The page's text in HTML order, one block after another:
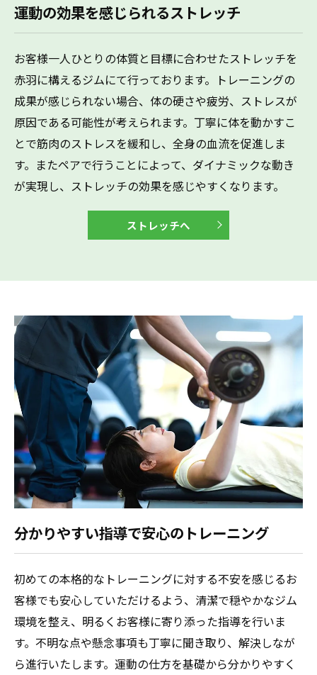
運動の効果を感じられるストレッチ
お客様一人ひとりの体質と目標に合わせたストレッチを
赤羽に構えるジムにて行っております。トレーニングの
成果が感じられない場合、体の硬さや疲労、ストレスが
原因である可能性が考えられます。丁寧に体を動かすこ
とで筋肉のストレスを緩和し、全身の血流を促進しま
す。またペアで行うことによって、ダイナミックな動き
が実現し、ストレッチの効果を感じやすくなります。
ストレッチへ
分かりやすい指導で安心のトレーニング
初めての本格的なトレーニングに対する不安を感じるお
客様でも安心していただけるよう、清潔で穏やかなジム
環境を整え、明るくお客様に寄り添った指導を行いま
す。不明な点や懸念事項も丁寧に聞き取り、解決しなが
ら進行いたします。運動の仕方を基礎から分かりやすく